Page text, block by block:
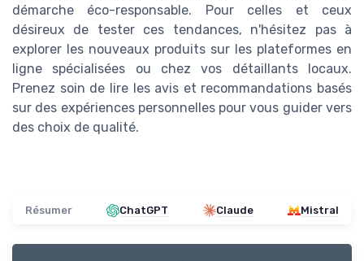
démarche éco-responsable. Pour celles et ceux
désireux de tester ces tendances, n'hésitez pas à
explorer les nouveaux produits sur les plateformes en
ligne spécialisées ou chez vos détaillants locaux.
Prenez soin de lire les avis et recommandations basés
sur des expériences personnelles pour vous guider vers
des choix de qualité.
Résumer ChatGPT Claude Mistral